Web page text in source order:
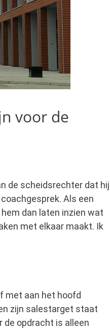
voor de
de scheidsrechter dat hij
Als een
dan laten inzien wat
met elkaar maakt. Ik
met aan het hoofd
zijn salestarget staat
de opdracht is alleen